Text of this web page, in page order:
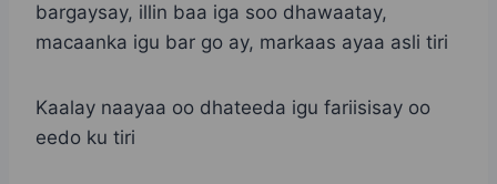
bargaysay, illin baa iga soo dhawaatay,
macaanka igu bar go ay, markaas ayaa asli tiri
Kaalay naayaa oo dhateeda igu fariisisay oo
eedo ku tiri